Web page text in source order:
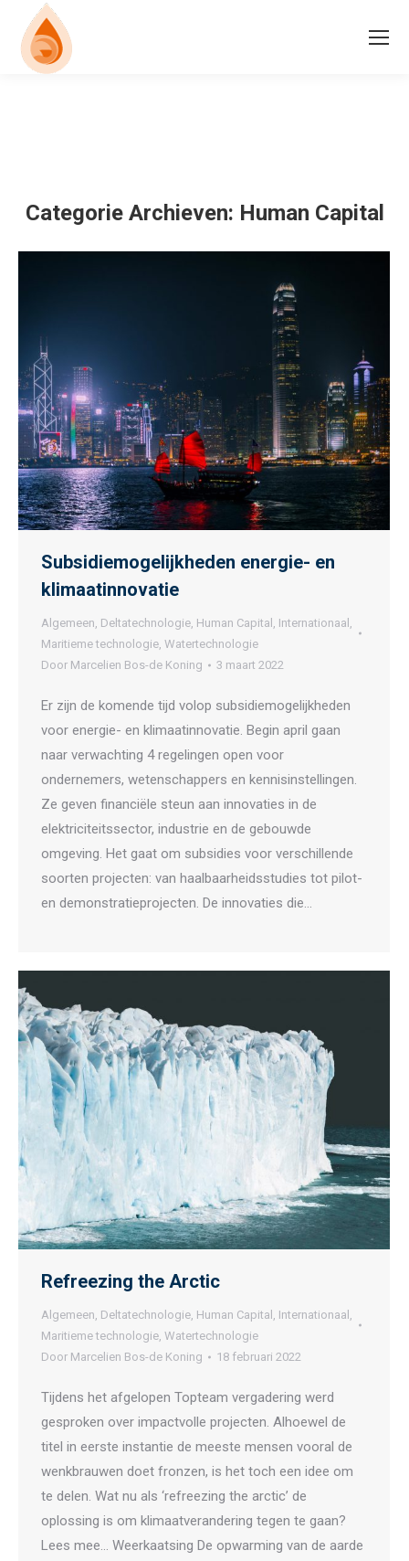
Categorie Archieven: Human Capital
Subsidiemogelijkheden energie- en
klimaatinnovatie
Algemeen, Deltatechnologie, Human Capital , Internationaal ,
Maritieme technologie, Watertechnologie
Door Marcelien Bos-de Koning 3 maart 2022
Er zijn de komende tijd volop subsidiemogelijkheden
voor energie- en klimaatinnovatie. Begin april gaan
naar verwachting 4 regelingen open voor
ondernemers, wetenschappers en kennisinstellingen.
Ze geven financiële steun aan innovaties in de
elektriciteitssector, industrie en de gebouwde
omgeving. Het gaat om subsidies voor verschillende
soorten projecten: van haalbaarheidsstudies tot pilot-
en demonstratieprojecten. De innovaties die…
Refreezing the Arctic
Algemeen, Deltatechnologie, Human Capital , Internationaal ,
Maritieme technologie, Watertechnologie
Door Marcelien Bos-de Koning 18 februari 2022
Tijdens het afgelopen Topteam vergadering werd
gesproken over impactvolle projecten. Alhoewel de
titel in eerste instantie de meeste mensen vooral de
wenkbrauwen doet fronzen, is het toch een idee om
te delen. Wat nu als ‘refreezing the arctic’ de
oplossing is om klimaatverandering tegen te gaan?
Lees mee… Weerkaatsing De opwarming van de aarde